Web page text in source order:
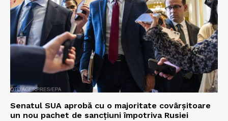
Senatul SUA aprobă cu o majoritate covârșitoare
un nou pachet de sancțiuni împotriva Rusiei